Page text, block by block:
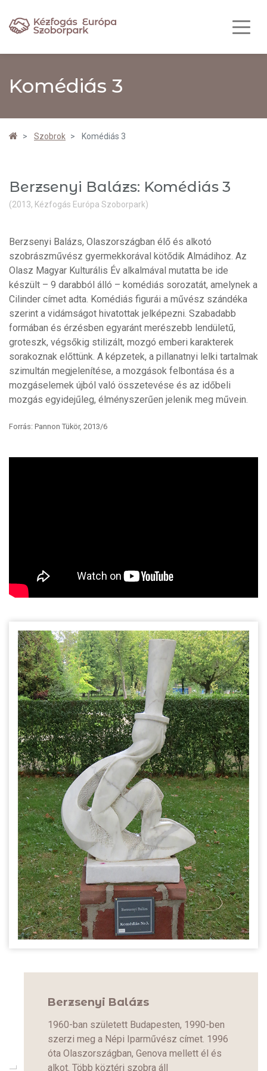
Komédiás 3
Szobrok Komédiás 3
Berzsenyi Balázs: Komédiás 3
(2013, Kézfogás Európa Szoborpark)
Berzsenyi Balázs, Olaszországban élő és alkotó
szobrászművész gyermekkorával kötődik Almádihoz. Az
Olasz Magyar Kulturális Év alkalmával mutatta be ide
készült – 9 darabból álló – komédiás sorozatát, amelynek a
Cilinder címet adta. Komédiás figurái a művész szándéka
szerint a vidámságot hivatottak jelképezni. Szabadabb
formában és érzésben egyaránt merészebb lendületű,
groteszk, végsőkig stilizált, mozgó emberi karakterek
sorakoznak előttünk. A képzetek, a pillanatnyi lelki tartalmak
szimultán megjelenítése, a mozgások felbontása és a
mozgáselemek újból való összetevése és az időbeli
mozgás egyidejűleg, élményszerűen jelenik meg művein.
Forrás: Pannon Tükör, 2013/6
Berzsenyi Balázs
1960-ban született Budapesten, 1990-ben
szerzi meg a Népi Iparművész címet. 1996
óta Olaszországban, Genova mellett él és
alkot. Több köztéri szobra áll